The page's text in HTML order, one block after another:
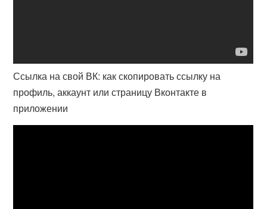
Ссылка на свой ВК: как скопировать ссылку на
профиль, аккаунт или страницу Вконтакте в
приложении